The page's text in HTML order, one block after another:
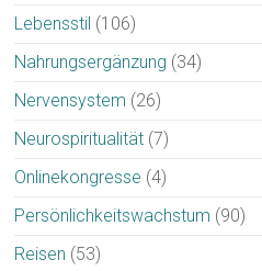
Lebensstil (106)
Nahrungsergänzung (34)
Nervensystem (26)
Neurospiritualität (7)
Onlinekongresse (4)
Persönlichkeitswachstum (90)
Reisen (53)